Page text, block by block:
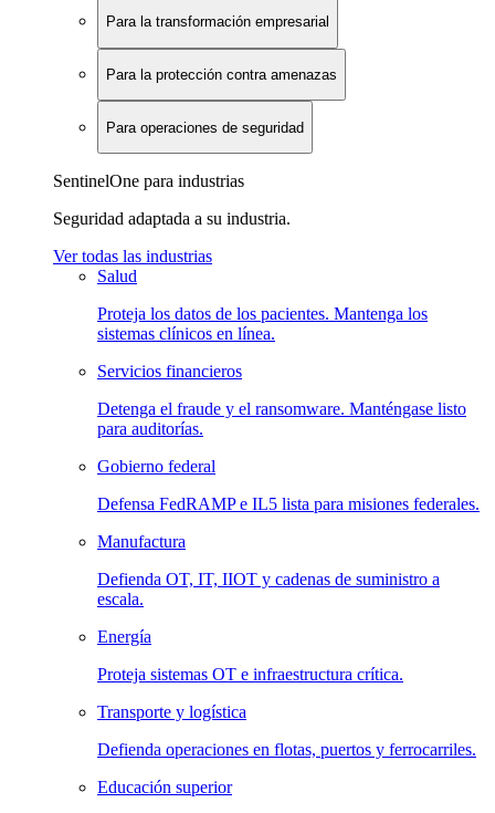
Para la transformación empresarial
Para la protección contra amenazas
Para operaciones de seguridad
SentinelOne para industrias
Seguridad adaptada a su industria.
Ver todas las industrias
Salud
Proteja los datos de los pacientes. Mantenga los
sistemas clínicos en línea.
Servicios financieros
Detenga el fraude y el ransomware. Manténgase listo
para auditorías.
Gobierno federal
Defensa FedRAMP e IL5 lista para misiones federales.
Manufactura
Defienda OT, IT, IIOT y cadenas de suministro a
escala.
Energía
Proteja sistemas OT e infraestructura crítica.
Transporte y logística
Defienda operaciones en flotas, puertos y ferrocarriles.
Educación superior